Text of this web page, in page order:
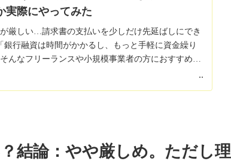
実際にやってみた
が厳しい…請求書の支払いを少しだけ先延ばしにでき
銀行融資は時間がかかるし、もっと手軽に資金繰り
んなフリーランスや小規模事業者の方におすすめな
結論：やや厳しめ。ただし理